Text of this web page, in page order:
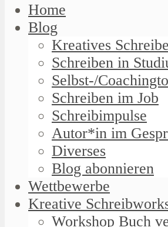
Home
Blog
Kreatives
Schreiben in
Selbst-/
Schreiben im Job
Schreibimpulse
Autor*in im
Diverses
Blog abonnieren
Wettbewerbe
Kreative
Workshop Buch